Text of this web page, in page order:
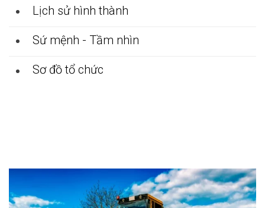
Lịch sử hình thành
Sứ mệnh - Tầm nhìn
Sơ đồ tổ chức